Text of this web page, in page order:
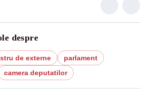
despre
de externe
parlament
camera deputatilor